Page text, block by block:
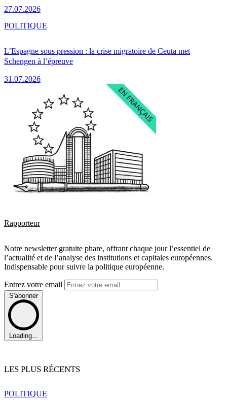
27.07.2026
L’Espagne sous pression : la crise migratoire de Ceuta met
Schengen à l’épreuve
31.07.2026
POLITIQUE
Rapporteur
Notre newsletter gratuite phare, offrant chaque jour l’essentiel de
l’actualité et de l’analyse des institutions et capitales européennes.
Indispensable pour suivre la politique européenne.
Entrez votre email
S'abonner
Loading...
LES PLUS RÉCENTS
POLITIQUE